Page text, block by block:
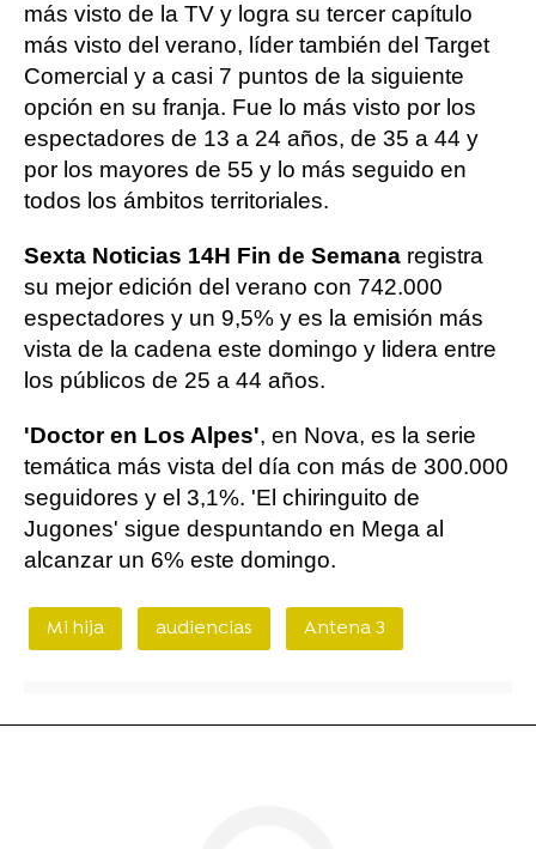
más visto de la TV y logra su tercer capítulo
más visto del verano, líder también del Target
Comercial y a casi 7 puntos de la siguiente
opción en su franja. Fue lo más visto por los
espectadores de 13 a 24 años, de 35 a 44 y
por los mayores de 55 y lo más seguido en
todos los ámbitos territoriales.
Sexta Noticias 14H Fin de Semana registra
su mejor edición del verano con 742.000
espectadores y un 9,5% y es la emisión más
vista de la cadena este domingo y lidera entre
los públicos de 25 a 44 años.
'Doctor en Los Alpes', en Nova, es la serie
temática más vista del día con más de 300.000
seguidores y el 3,1%. 'El chiringuito de
Jugones' sigue despuntando en Mega al
alcanzar un 6% este domingo.
Mi hija audiencias Antena 3